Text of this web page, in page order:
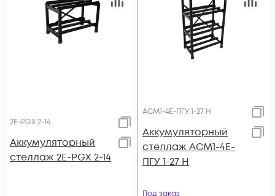
2E-PGX 2-14
Аккумуляторный
стеллаж 2E-PGX 2-14
АСМ1-4E-ПГУ 1-27 H
Аккумуляторный
стеллаж АСМ1-4E-
ПГУ 1-27 H
Под заказ